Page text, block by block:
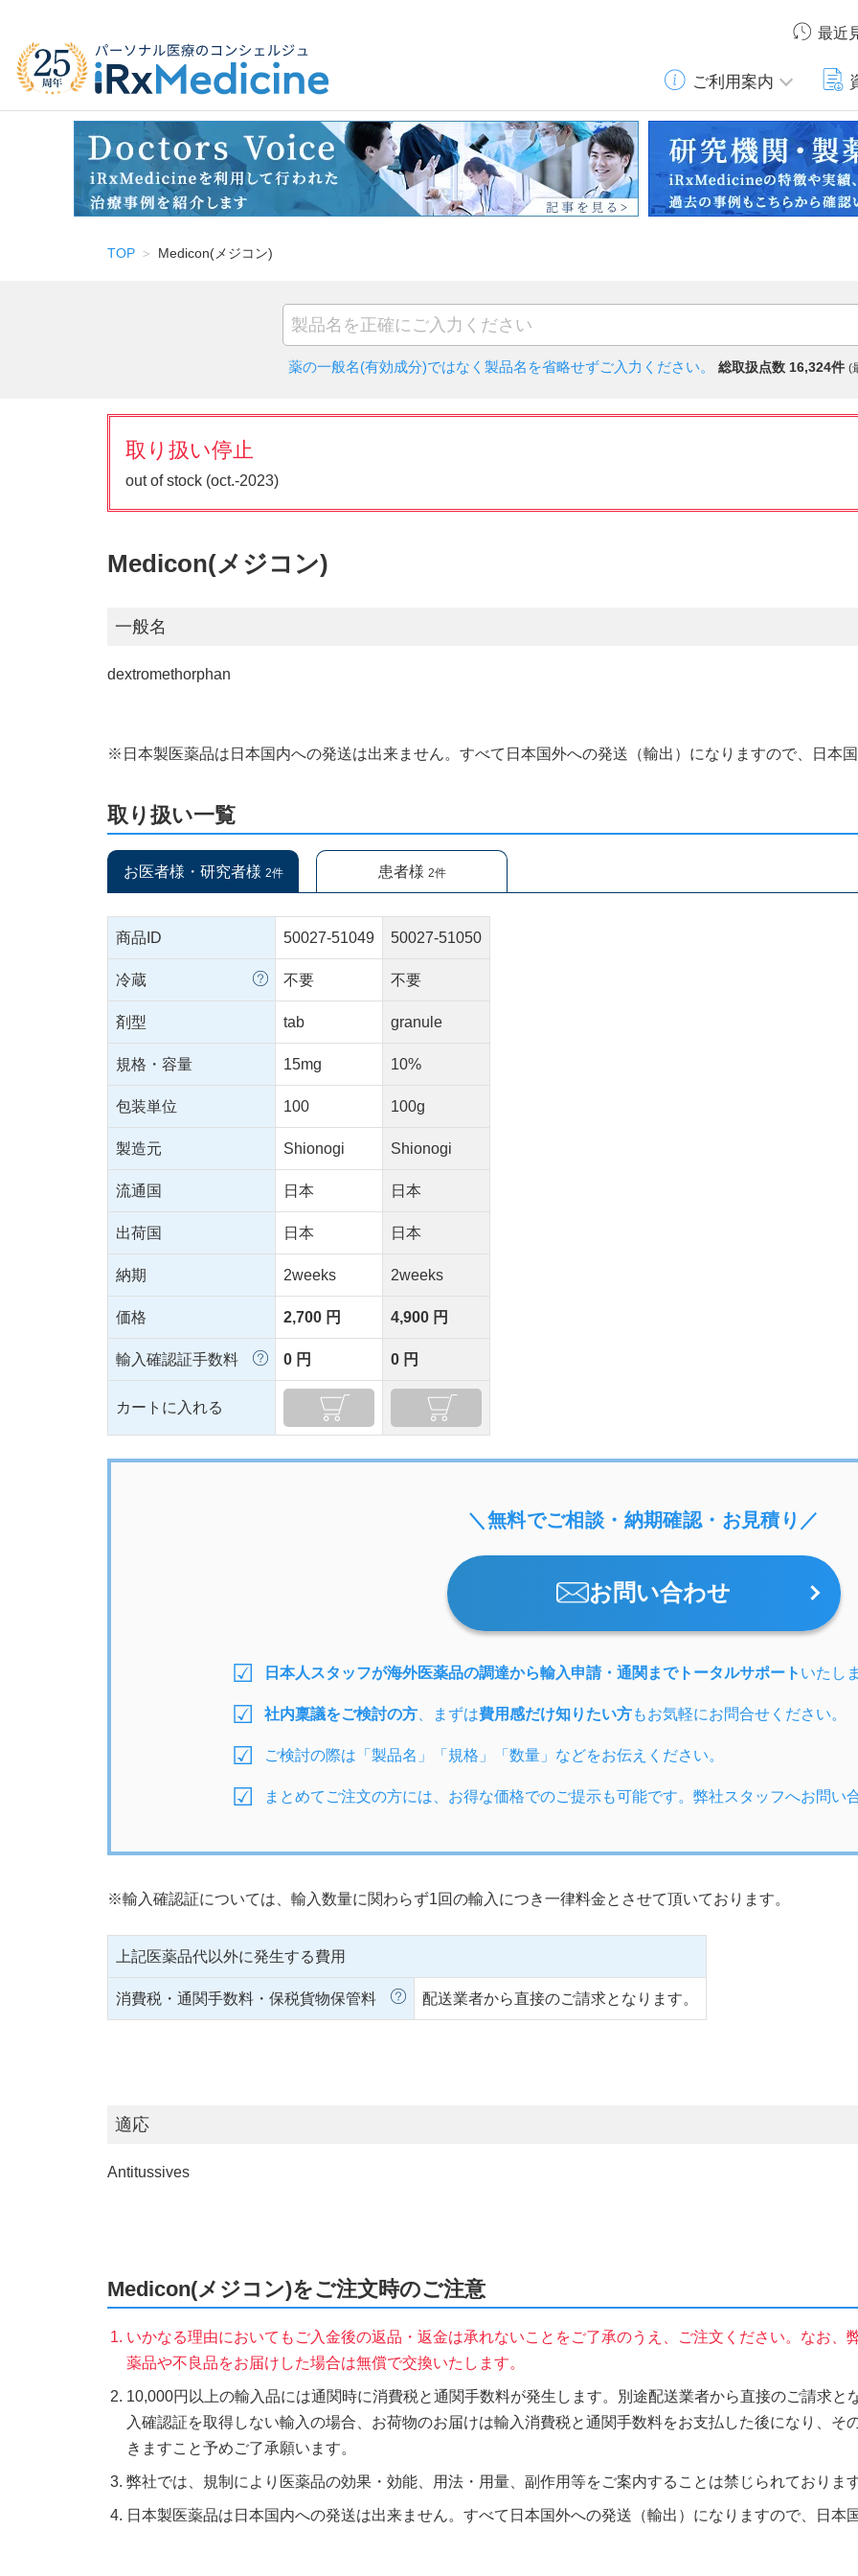
最近
ご利用案内
TOP Medicon(メジコン)
薬の一般名(有効成分)ではなく 製品名を省略せずご入力ください。 総取扱点数 16,324件 (
取り扱い停止
out of stock (oct.-2023)
Medicon(メジコン)
一般名
dextromethorphan
※日本製医薬品は日本国内への発送は出来ません。すべて日本国外への発送（輸出）になりますので、日本
取り扱い一覧
お医者様・研究者様 2件 患者様 2件
商品ID 50027-51049 50027-51050
冷蔵 不要 不要
剤型 tab granule
規格・容量 15mg 10%
包装単位 100 100g
製造元 Shionogi Shionogi
流通国 日本 日本
出荷国 日本 日本
納期 2weeks 2weeks
価格 2,700 円 4,900 円
輸入確認証手数料 0 円 0 円
カートに入れる
＼無料でご相談・納期確認・お見積り／
お問い合わせ
日本人スタッフが海外医薬品の調達から輸入申請・通関までトータルサポート いたし
社内稟議をご検討の方 、まずは費用感だけ知りたい方もお気軽にお問合せください。
ご検討の際は「製品名」「規格」「数量」などをお伝えください。
まとめてご注文の方には、お得な価格でのご提示も可能です。弊社スタッフへお問い
※輸入確認証については、輸入数量に関わらず1回の輸入につき一律料金とさせて頂いております。
上記医薬品代以外に発生する費用
消費税・通関手数料・保税貨物保管料 配送業者から直接のご請求となります。
適応
Antitussives
Medicon(メジコン)をご注文時のご注意
いかなる理由においてもご入金後の返品・返金は承れないことをご了承のうえ、ご注文ください。なお、
薬品や不良品をお届けした場合は無償で交換いたします。
10,000円以上の輸入品には通関時に消費税と通関手数料が発生します。別途配送業者から直接のご請求
入確認証を取得しない輸入の場合、お荷物のお届けは輸入消費税と通関手数料をお支払した後になり、そ
きますこと予めご了承願います。
弊社では、規制により医薬品の効果・効能、用法・用量、副作用等をご案内することは禁じられておりま
日本製医薬品は日本国内への発送は出来ません。すべて日本国外への発送（輸出）になりますので、日本